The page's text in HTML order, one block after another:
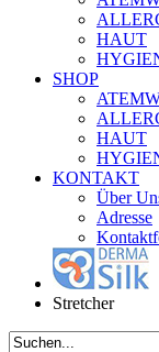
HAUT
SHOP
HAUT
KONTAKT
Über
Adresse
Stretcher